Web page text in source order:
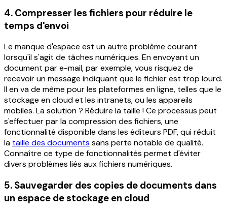
4. Compresser les fichiers pour réduire le
temps d'envoi
Le manque d'espace est un autre problème courant
lorsqu'il s'agit de tâches numériques. En envoyant un
document par e-mail, par exemple, vous risquez de
recevoir un message indiquant que le fichier est trop lourd.
Il en va de même pour les plateformes en ligne, telles que le
stockage en cloud et les intranets, ou les appareils
mobiles. La solution ? Réduire la taille ! Ce processus peut
s'effectuer par la compression des fichiers, une
fonctionnalité disponible dans les éditeurs PDF, qui réduit
la taille des documents sans perte notable de qualité.
Connaître ce type de fonctionnalités permet d'éviter
divers problèmes liés aux fichiers numériques.
5. Sauvegarder des copies de documents dans
un espace de stockage en cloud